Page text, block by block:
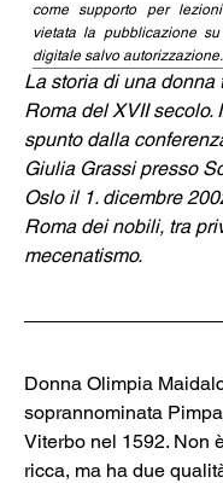
come supporto per
vietata la pubblicazione
digitale salvo autorizzazione.
La storia di una donna
Roma del XVII secolo.
spunto dalla
Giulia Grassi presso
Oslo il 1. dicembre
Roma dei nobili, tra
mecenatismo.
Donna Olimpia
soprannominata
Viterbo nel 1592. Non
ricca, ma ha due